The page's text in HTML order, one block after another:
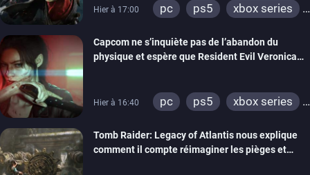
Hier à 17:00 pc ps5
xbox series
Capcom ne s’inquiète pas de l’abandon du
physique et espère que Resident Evil Veronica
Hier à 16:40 pc ps5
xbox series
Tomb Raider: Legacy of Atlantis nous explique
comment il compte réimaginer les pièges et